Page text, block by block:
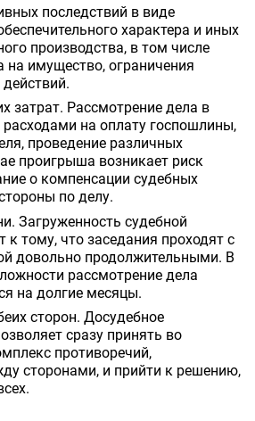
последствий в виде
характера и иных
производства, в том числе
на имущество, ограничения
затрат. Рассмотрение дела в
расходами на оплату госпошлины,
проведение различных
проигрыша возникает риск
о компенсации судебных
по делу.
Загруженность судебной
к тому, что заседания проходят с
довольно продолжительными. В
рассмотрение дела
на долгие месяцы.
сторон. Досудебное
сразу принять во
противоречий,
сторонами, и прийти к решению,